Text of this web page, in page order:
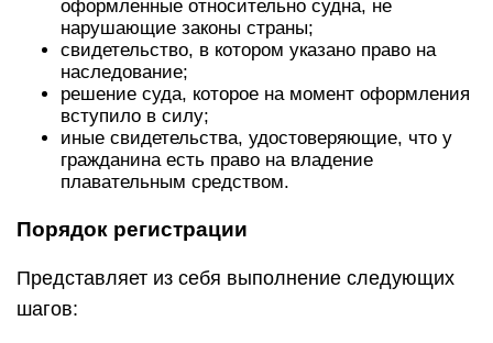
оформленные относительно судна, не
нарушающие законы страны;
свидетельство, в котором указано право на
наследование;
решение суда, которое на момент оформления
вступило в силу;
иные свидетельства, удостоверяющие, что у
гражданина есть право на владение
плавательным средством.
Порядок регистрации
Представляет из себя выполнение следующих
шагов: